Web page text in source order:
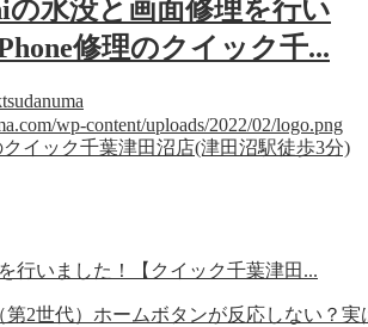
の水没と画面修理を行い
修理のクイック千...
wp-content/uploads/2022/02/logo.png
クイック千葉津田沼店(津田沼駅徒歩3分)
行いました！【クイック千葉津田...
第2世代）ホームボタンが反応しない？実